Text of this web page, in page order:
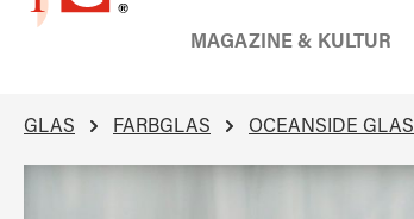
MAGAZINE & KULTUR
GLAS FARBGLAS OCEANSIDE GLAS